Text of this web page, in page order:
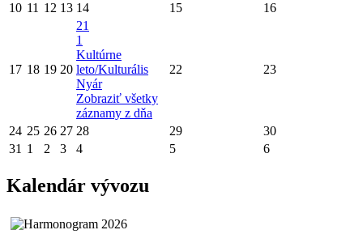
10 11 12 13 14 15 16
17 18 19 20
21
1
Kultúrne
leto/Kulturális
Nyár
Zobraziť všetky
záznamy z dňa
22 23
24 25 26 27 28 29
30
31 1 2 3 4 5 6
Kalendár vývozu